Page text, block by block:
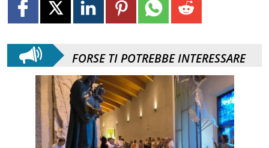
FORSE TI POTREBBE INTERESSARE